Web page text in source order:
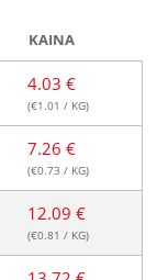
KAINA
4.03 €
(€1.01 / KG)
7.26 €
(€0.73 / KG)
12.09 €
(€0.81 / KG)